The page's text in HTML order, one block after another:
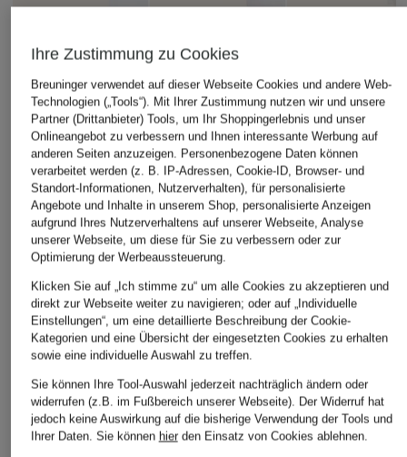
NOWADAYS
T-Shirt THE RIAD
29,99 €
Bestpreis:25,49 €
Ursprünglich:39,95 €
RSVP GALLERY
T-Shirt
51,99 €
Bestpreis:51,84 €
Ursprünglich: 169,99 €
patagonia
Funktionsshirt
CAPILENE® COOL
DAILY
55 €
Weitere Kategorien
Ihre Zustimmung zu Cookies
Breuninger verwendet auf dieser Webseite Cookies und andere Web-
Technologien („Tools“). Mit Ihrer Zustimmung nutzen wir und unsere
Partner (Drittanbieter) Tools, um Ihr Shoppingerlebnis und unser
Onlineangebot zu verbessern und Ihnen interessante Werbung auf
anderen Seiten anzuzeigen. Personenbezogene Daten können
verarbeitet werden (z. B. IP-Adressen, Cookie-ID, Browser- und
Standort-Informationen, Nutzerverhalten), für personalisierte
Angebote und Inhalte in unserem Shop, personalisierte Anzeigen
aufgrund Ihres Nutzerverhaltens auf unserer Webseite, Analyse
unserer Webseite, um diese für Sie zu verbessern oder zur
Optimierung der Werbeaussteuerung.
Klicken Sie auf „Ich stimme zu“ um alle Cookies zu akzeptieren und
direkt zur Webseite weiter zu navigieren; oder auf „Individuelle
Einstellungen“, um eine detaillierte Beschreibung der Cookie-
Kategorien und eine Übersicht der eingesetzten Cookies zu erhalten
sowie eine individuelle Auswahl zu treffen.
Sie können Ihre Tool-Auswahl jederzeit nachträglich ändern oder
widerrufen (z.B. im Fußbereich unserer Webseite). Der Widerruf hat
jedoch keine Auswirkung auf die bisherige Verwendung der Tools und
Ihrer Daten. Sie können hierden Einsatz von Cookies ablehnen.